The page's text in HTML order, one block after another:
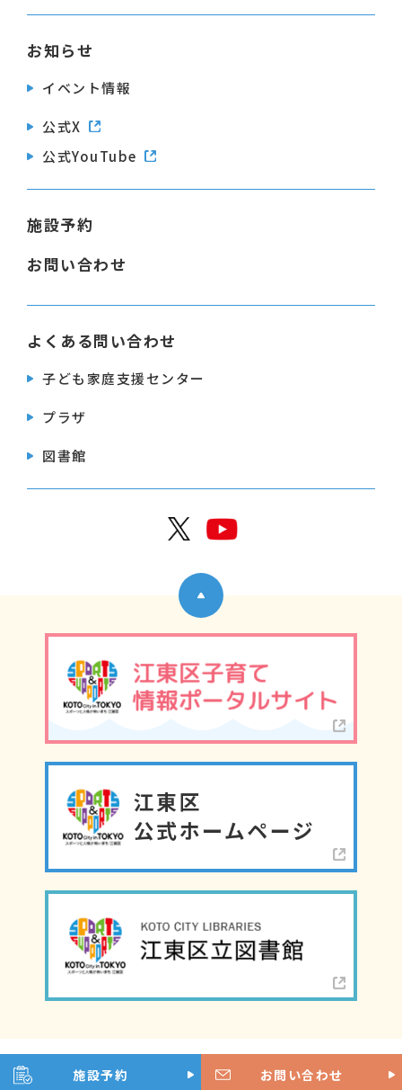
施設予約 お問い合わせ
お知らせ
イベント情報
公式X
公式YouTube
施設予約
お問い合わせ
よくある問い合わせ
子ども家庭支援センター
プラザ
図書館
©江東区こどもプラザ